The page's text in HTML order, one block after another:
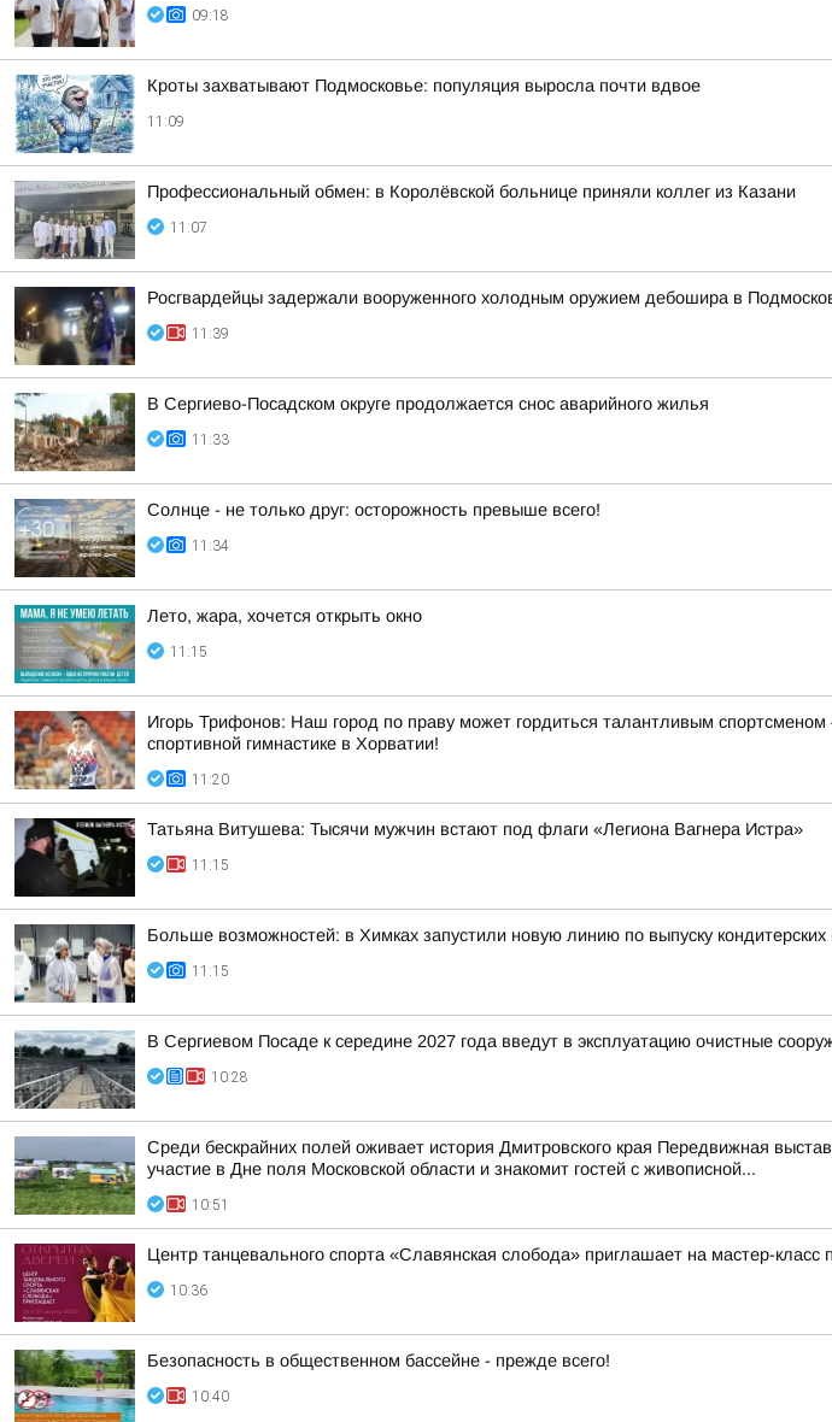
09:18
Кроты захватывают Подмосковье: популяция выросла почти вдвое
11:09
Профессиональный обмен: в Королёвской больнице приняли коллег из Казани
11:07
Росгвардейцы задержали вооруженного холодным оружием дебошира в
11:39
В Сергиево-Посадском округе продолжается снос аварийного жилья
11:33
Солнце - не только друг: осторожность превыше всего!
11:34
Лето, жара, хочется открыть окно
11:15
Игорь Трифонов: Наш город по праву может гордиться талантливым
спортивной гимнастике в Хорватии!
11:20
Татьяна Витушева: Тысячи мужчин встают под флаги «Легиона Вагнера Истра»
11:15
Больше возможностей: в Химках запустили новую линию по выпуску кондитерских
11:15
В Сергиевом Посаде к середине 2027 года введут в эксплуатацию очистные
10:28
Среди бескрайних полей оживает история Дмитровского края Передвижная
участие в Дне поля Московской области и знакомит гостей с живописной...
10:51
Центр танцевального спорта «Славянская слобода» приглашает на мастер-
10:36
Безопасность в общественном бассейне - прежде всего!
10:40